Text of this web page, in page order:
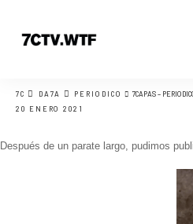
7C DA7A PERIODICO
7CAPAS –
20 ENERO 2021
Después de un parate largo, pudimos